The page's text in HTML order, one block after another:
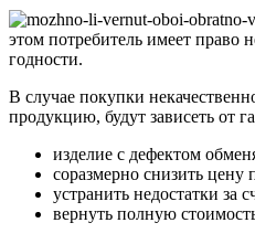
этом потребитель имеет право
годности.
В случае покупки
продукцию, будут зависеть от
изделие с дефектом
соразмерно снизить цену
устранить недостатки за
вернуть полную